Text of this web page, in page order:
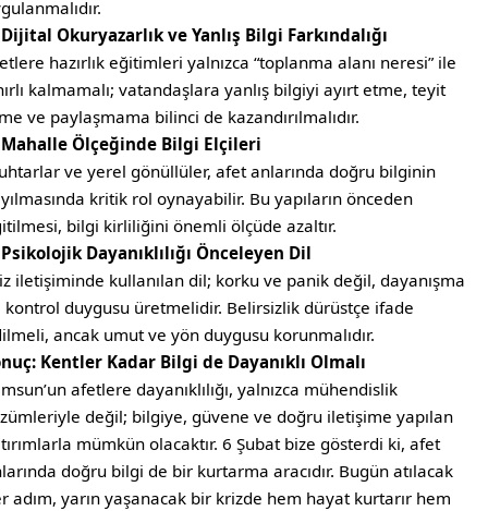
Okuryazarlık ve Yanlış Bilgi Farkındalığı
hazırlık eğitimleri yalnızca “toplanma alanı neresi” ile
kalmamalı; vatandaşlara yanlış bilgiyi ayırt etme, teyit
ve paylaşmama bilinci de kazandırılmalıdır.
Ölçeğinde Bilgi Elçileri
ve yerel gönüllüler, afet anlarında doğru bilginin
kritik rol oynayabilir. Bu yapıların önceden
bilgi kirliliğini önemli ölçüde azaltır.
Dayanıklılığı Önceleyen Dil
iletişiminde kullanılan dil; korku ve panik değil, dayanışma
kontrol duygusu üretmelidir. Belirsizlik dürüstçe ifade
ancak umut ve yön duygusu korunmalıdır.
Kentler Kadar Bilgi de Dayanıklı Olmalı
afetlere dayanıklılığı, yalnızca mühendislik
değil; bilgiye, güvene ve doğru iletişime yapılan
mümkün olacaktır. 6 Şubat bize gösterdi ki, afet
doğru bilgi de bir kurtarma aracıdır. Bugün atılacak
adım, yarın yaşanacak bir krizde hem hayat kurtarır hem